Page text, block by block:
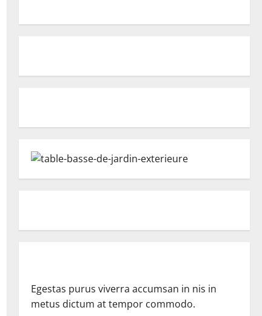
Egestas purus viverra accumsan in nis in
metus dictum at tempor commodo.